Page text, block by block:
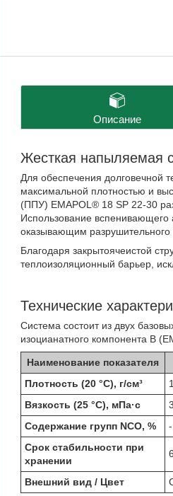
Описание
Жесткая напыляемая
Для обеспечения долговечной
максимальной плотностью и
(ППУ) EMAPOL® 18 SP 22-30
Использование вспенивающего
оказывающим разрушительного
Благодаря закрытоячеистой
теплоизоляционный барьер,
Технические
Система состоит из двух
изоцианатного компонента В
Наименование показателя
Плотность (20 °C), г/см³
Вязкость (25 °C), мПа·с
Содержание групп NCO, %
-
Срок стабильности при
хранении
Внешний вид / Цвет